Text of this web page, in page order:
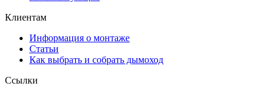
Клиентам
Информация о монтаже
Статьи
Как выбрать и собрать дымоход
Ссылки